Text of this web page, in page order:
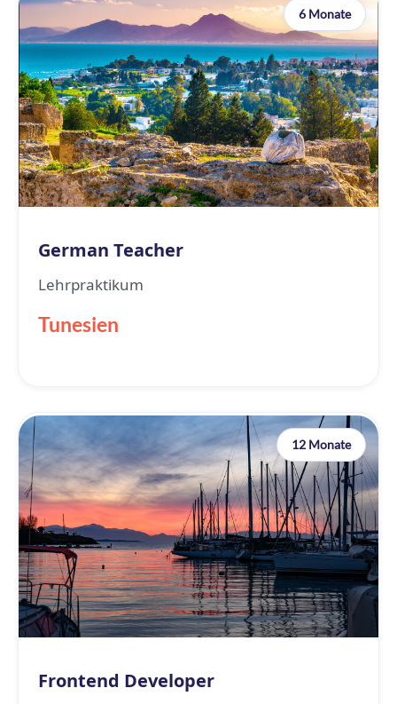
6 Monate
German Teacher
Lehrpraktikum
Tunesien
12 Monate
Frontend Developer